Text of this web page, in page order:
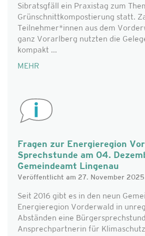
Sibratsgfäll ein Praxistag zum
Grünschnittkompostierung statt.
Teilnehmer*innen aus dem
ganz Vorarlberg nutzten die
kompakt ...
MEHR
Fragen zur Energieregion
Sprechstunde am 04.
Gemeindeamt Lingenau
Veröffentlicht am 27. November 2025
Seit 2016 gibt es in den neun
Energieregion Vorderwald in
Abständen eine
Ansprechpartnerin für